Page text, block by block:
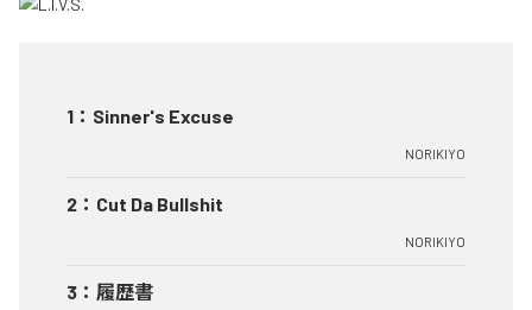
1 ： Sinner's Excuse
NORIKIYO
2 ： Cut Da Bullshit
NORIKIYO
3 ： 履歴書